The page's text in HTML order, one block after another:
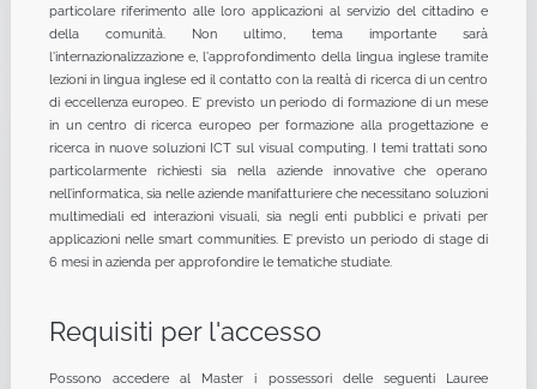
particolare riferimento alle loro applicazioni al servizio del cittadino e
della comunità. Non ultimo, tema importante sarà
l'internazionalizzazione e, l'approfondimento della lingua inglese tramite
lezioni in lingua inglese ed il contatto con la realtà di ricerca di un centro
di eccellenza europeo. E’ previsto un periodo di formazione di un mese
in un centro di ricerca europeo per formazione alla progettazione e
ricerca in nuove soluzioni ICT sul visual computing. I temi trattati sono
particolarmente richiesti sia nella aziende innovative che operano
nell’informatica, sia nelle aziende manifatturiere che necessitano soluzioni
multimediali ed interazioni visuali, sia negli enti pubblici e privati per
applicazioni nelle smart communities. E’ previsto un periodo di stage di
6 mesi in azienda per approfondire le tematiche studiate.
Requisiti per l'accesso
Possono accedere al Master i possessori delle seguenti Lauree